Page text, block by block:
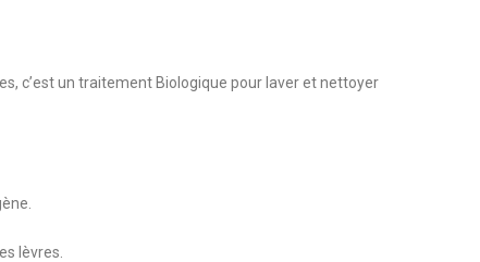
c’est un traitement Biologique pour laver et nettoyer
lèvres.